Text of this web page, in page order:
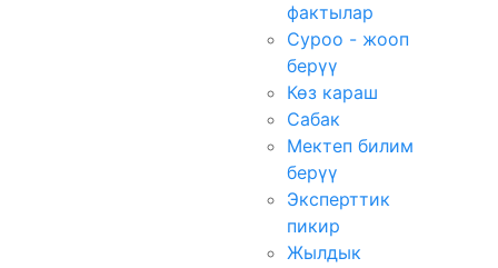
фактылар
Суроо - жооп
берүү
Көз караш
Сабак
Мектеп билим
берүү
Эксперттик
пикир
Жылдык